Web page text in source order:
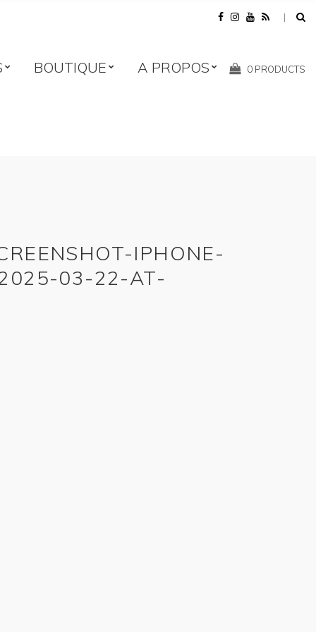
BOUTIQUE A PROPOS
Shopping
0 PRODUCTS
IPHONE-
03-22-AT-